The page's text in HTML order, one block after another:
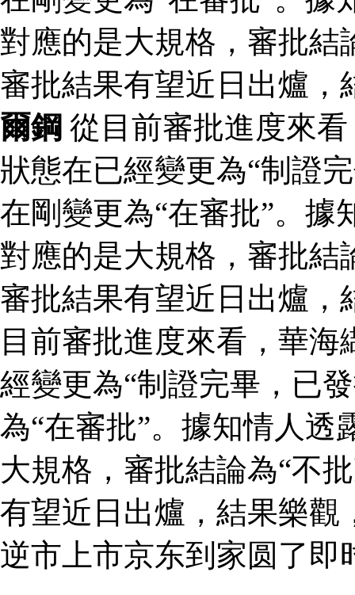
對應的是大規格，審批結
審批結果有望近日出爐
爾鋼 從目前審批進度來
狀態在已經變更為“制證
在剛變更為“在審批”。據
對應的是大規格，審批結
審批結果有望近日出爐，
目前審批進度來看，華
經變更為“制證完畢，已
為“在審批”。據知情人透
大規格，審批結論為“不
有望近日出爐，結果樂
逆市上市京东到家圆了即